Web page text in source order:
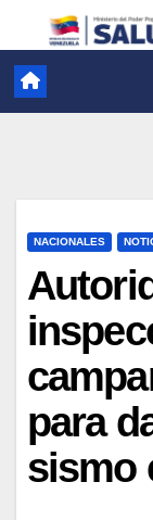
NACIONALES
para
sismo